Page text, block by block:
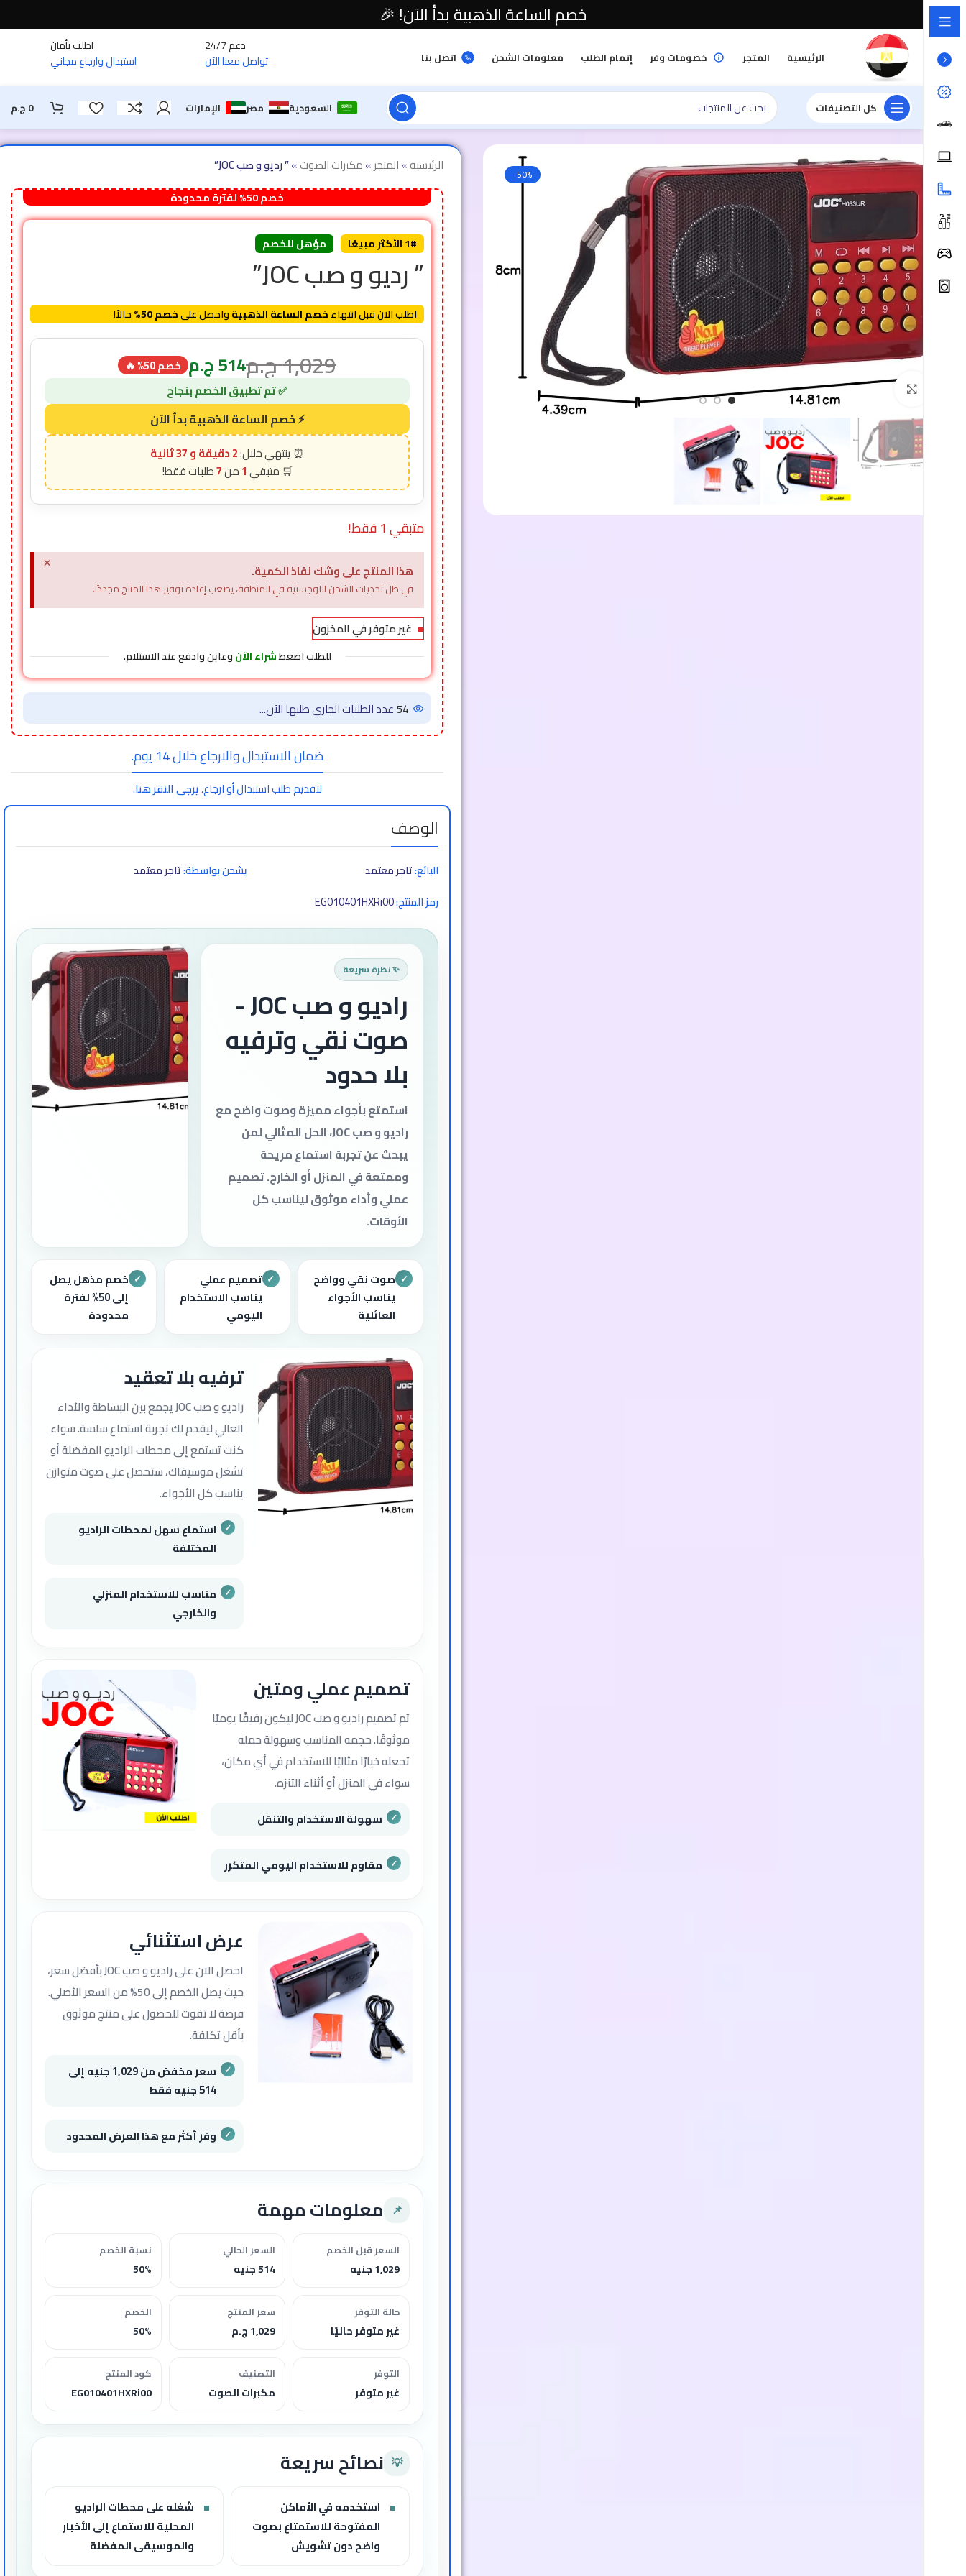
الرئيسية المتجر خصومات وفر إتمام الطلب معلومات الشحن اتصل بنا
دعم 24/7
تواصل معنا الآن
اطلب بأمان
استبدال وارجاع مجاني
كل التصنيفات السعودية مصر الإمارات 0 ج.م
-50%
اضغط للتكبير
الرئيسية»المتجر»مكبرات الصوت»” رديو و صب JOC”
خصم 50% لفترة محدودة
1# الأكثر مبيعًا مؤهل للخصم
” رديو و صب JOC”
اطلب الآن قبل انتهاءخصم الساعة الذهبيةواحصل علىخصم 50% حالاً!
1,029ج.م514ج.م خصم 50% 🔥
2 دقيقة و 35 ثانية
1
7
متبقي 1 فقط!
هذا المنتج على وشك نفاذ الكمية.
في ظل تحديات الشحن اللوجستية في المنطقة، يصعب إعادة توفير هذا المنتج مجددًا.
×
غير متوفر في المخزون
للطلب اضغطشراء الآنوعاين وادفع عند الاستلام.
54عدد الطلبات الجاري طلبها الآن...
ضمان الاستبدال والارجاع خلال 14 يوم.
لتقديم طلب استبدال أو ارجاع،يرجى النقر هنا.
الوصف
البائع:تاجر معتمد يشحن بواسطة:تاجر معتمد
رمز المنتج:EG010401HXRi00
✨ نظرة سريعة
راديو و صب JOC -
صوت نقي وترفيه
بلا حدود
استمتع بأجواء مميزة وصوت واضح مع
راديو و صب JOC، الحل المثالي لمن
يبحث عن تجربة استماع مريحة
وممتعة في المنزل أو الخارج. تصميم
عملي وأداء موثوق ليناسب كل
الأوقات.
✓ صوت نقي وواضح
يناسب الأجواء
العائلية
✓ تصميم عملي
يناسب الاستخدام
اليومي
✓ خصم مذهل يصل
إلى 50% لفترة
محدودة
ترفيه بلا تعقيد
راديو و صب JOC يجمع بين البساطة والأداء
العالي ليقدم لك تجربة استماع سلسة. سواء
كنت تستمع إلى محطات الراديو المفضلة أو
تشغل موسيقاك، ستحصل على صوت متوازن
يناسب كل الأجواء.
استماع سهل لمحطات الراديو
المختلفة
مناسب للاستخدام المنزلي
والخارجي
تصميم عملي ومتين
تم تصميم راديو و صب JOC ليكون رفيقًا يوميًا
موثوقًا. حجمه المناسب وسهولة حمله
تجعله خيارًا مثاليًا للاستخدام في أي مكان،
سواء في المنزل أو أثناء التنزه.
سهولة الاستخدام والتنقل
مقاوم للاستخدام اليومي المتكرر
عرض استثنائي
احصل الآن على راديو و صب JOC بأفضل سعر،
حيث يصل الخصم إلى 50% من السعر الأصلي.
فرصة لا تفوت للحصول على منتج موثوق
بأقل تكلفة.
سعر مخفض من 1,029 جنيه إلى
514 جنيه فقط
وفر أكثر مع هذا العرض المحدود
📌 معلومات مهمة
السعر قبل الخصم
1,029 جنيه
السعر الحالي
514 جنيه
نسبة الخصم
50%
حالة التوفر
غير متوفر حاليًا
سعر المنتج
1,029 ج.م
الخصم
50%
التوفر
غير متوفر
التصنيف
مكبرات الصوت
كود المنتج
EG010401HXRi00
💡 نصائح سريعة
استخدمه في الأماكن
المفتوحة للاستمتاع بصوت
واضح دون تشويش
شغله على محطات الراديو
المحلية للاستماع إلى الأخبار
والموسيقى المفضلة
خصم الساعة الذهبية بدأ الآن! 🎉